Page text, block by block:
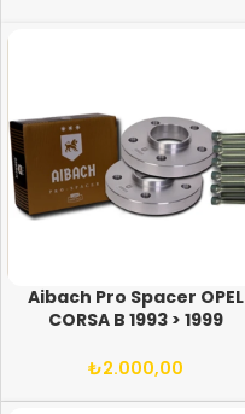
Aibach Pro Spacer OPEL
CORSA B 1993 > 1999
12X1.50 BİJON
₺2.000,00